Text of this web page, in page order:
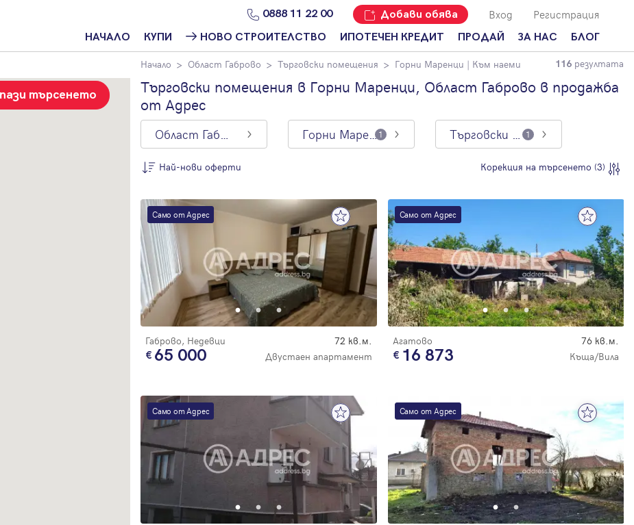
0888 11 22 00 Добави обява Вход Регистрация
НАЧАЛО КУПИ
Намери
имот
Защо да купя
Адрес?
НОВО СТРОИТЕЛСТВО
Ново
София
строителство
Варна
Ново
Ново
строителство
Проекти ново
строителство
ИПОТЕЧЕН КРЕДИТ ПРОДАЙ
Добави
имот с
Адрес?
ЗА НАС
Наши офиси
Кариери
Кои сме ние?
Мениджмънт
Address Run
Франчайз
въпроси
БЛОГ
За продавачи
За купувачи
Ипотечно
наемодатели
наематели
Анализ на
Новини
Начало Област Габрово Търговски помещения Горни Маренци | Към наеми 116 резултата
Търговски помещения в Горни Маренци, Област Габрово в продажба
от Адрес
търсенето
Област Габрово Горни Маренци1 Търговски помещения 1
Най-нови оферти
Най-нови
оферти
Цена на кв.м.
С намалена
цена
Корекция на търсенето (3)
Само от Адрес
Габрово, Недевци 72 кв.м.
65 000 Двустаен апартамент
Само от Адрес
Агатово 76 кв.м.
16 873 Къща/Вила
Само от Адрес Само от Адрес